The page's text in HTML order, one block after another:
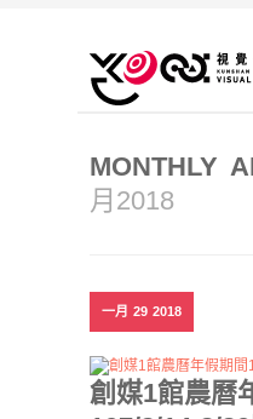
MONTHLY
月2018
一月 29 2018
創媒1館農曆